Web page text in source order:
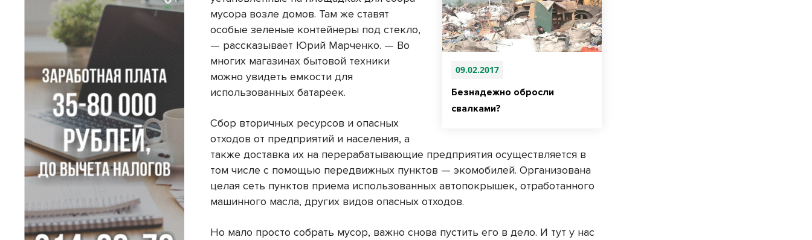
09.02.2017
Безнадежно обросли
свалками?
мусора возле домов. Там же ставят
особые зеленые контейнеры под стекло,
— рассказывает Юрий Марченко. — Во
многих магазинах бытовой техники
можно увидеть емкости для
использованных батареек.
Сбор вторичных ресурсов и опасных
отходов от предприятий и населения, а
также доставка их на перерабатывающие предприятия осуществляется в
том числе с помощью передвижных пунктов — экомобилей. Организована
целая сеть пунктов приема использованных автопокрышек, отработанного
машинного масла, других видов опасных отходов.
Но мало просто собрать мусор, важно снова пустить его в дело. И тут у нас